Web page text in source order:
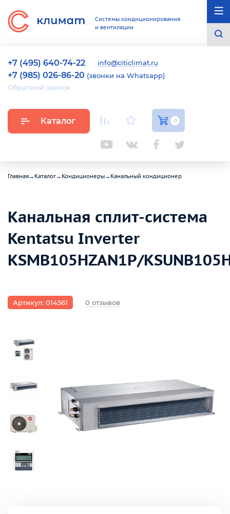
Системы кондиционирования
и вентиляции
+7 (495) 640-74-22 info@citiclimat.ru
+7 (985) 026-86-20 (звонки на Whatsapp)
Обратный звонок
Каталог 0
Главная→ Каталог→ Кондиционеры→ Канальный кондиционер
Канальная сплит-система
Kentatsu Inverter
KSMB105HZAN1P/
Артикул: 014561 0 отзывов